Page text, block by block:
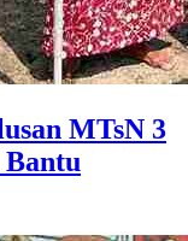
MTsN 3